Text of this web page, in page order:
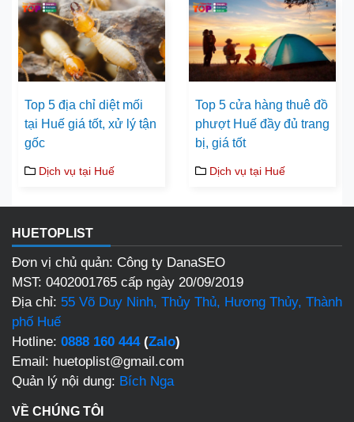
Top 5 địa chỉ diệt mối
tại Huế giá tốt, xử lý tận
gốc
Dịch vụ tại Huế
Top 5 cửa hàng thuê đồ
phượt Huế đầy đủ trang
bị, giá tốt
Dịch vụ tại Huế
HUETOPLIST
Đơn vị chủ quản: Công ty DanaSEO
MST: 0402001765 cấp ngày 20/09/2019
Địa chỉ: 55 Võ Duy Ninh, Thủy Thủ, Hương Thủy, Thành
phố Huế
Hotline: 0888 160 444(Zalo)
Email: huetoplist@gmail.com
Quản lý nội dung: Bích Nga
VỀ CHÚNG TÔI